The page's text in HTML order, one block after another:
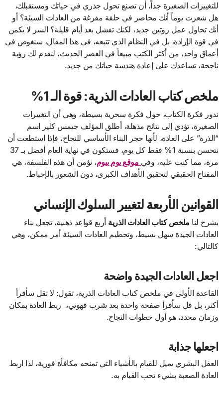
للتغييرات الصغيرة جداً، أن تصنع تحول جذري في حياتك ومستقبلك،
هل شعرت يوماً أنك محاصر في حلقة مفرغة من العادات السيئة؟ أو
أنك تحاول عمل روتين جديد، لكنك تفشل بعد أيام قليلة؟ السر لا يكمن
في قوة الإرادة، بل في النظام الذي تتبعه، في هذا المقال، سنغوص في
أعماق واحد، من أكثر الكتب مبيعاً في العصر الحديث، لنقدم لك رؤية
ناجحة، تساعدك على إعادة هندسة حياتك من جديد.
​ملخص كتاب العادات الذرية: قوة الـ 1%
​تدور فكرة الكتاب، حول فكرة سحرية بسيطة، وهي أن التغييرات
الصغيرة، تؤدي إلى نتائج مذهلة، أطلق المؤلف جيمس كلير اسم
“الذرة” على العادة، لأنها حجر البناء الأساسي للنجاح، فإذا استطعت أن
تتحسن بنسبة 1% فقط كل يوم، فستكون في نهاية العام أفضل بـ 37
مرة، مما كنت عليه، وفي موقع يوم بيوم، نؤمن أن هذه الفلسفة، هي
المفتاح الحقيقي لتحقيق الأهداف الكبرى، دون الشعور بالإحباط.
​القوانين الأربعة لتغيير السلوك الإنساني
​يشرح لنا ملخص كتاب العادات الذرية أربع قواعد ذهبية، تجعل بناء
العادات الجيدة سهل بسيط، وتحطيم العادات السيئة أمر ممكن، وهي
كالتالي:
اجعل العادات الجيدة واضحة
القاعدة الأولى في ملخص كتاب العادات الذرية، تقول: لا تقل سأقرأ
أكثر، بل قل سأقرأ صفحة واحدة بعد شرب قهوتي، ربط العادة بمكان
وزمان محدد، هو أول خطوات النجاح.
اجعلها جذابة
العقل البشري يميل للقيام بالأشياء التي تمنحه مكافأة فورية، لذا اربط
العادة الصعبة بشيء تحب القيام به.